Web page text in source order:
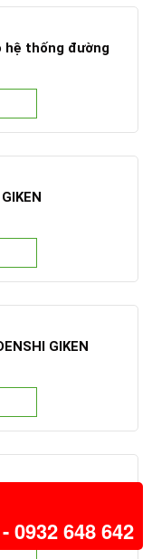
hệ thống đường
GIKEN
Giken
0932 648 642